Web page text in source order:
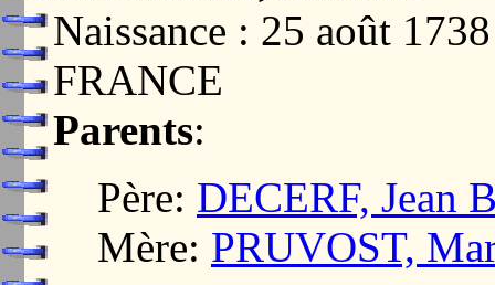
Naissance : 25 août
FRANCE
Parents:
Père: DECERF, Jean
Mère: PRUVOST,